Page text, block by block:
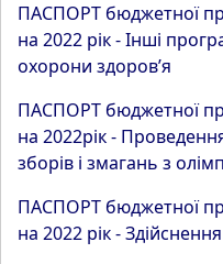
ПАСПОРТ бюджетної
на 2022 рік - Інші
охорони здоров’я
ПАСПОРТ бюджетної
на 2022рік -
зборів і змагань з
ПАСПОРТ бюджетної
на 2022 рік -